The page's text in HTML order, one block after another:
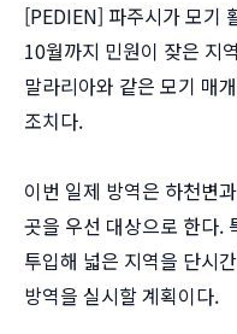
[PEDIEN] 파주시가 모기
10월까지 민원이 잦은 지
말라리아와 같은 모기 매
조치다.
이번 일제 방역은 하천변
곳을 우선 대상으로 한다.
투입해 넓은 지역을 단시
방역을 실시할 계획이다.